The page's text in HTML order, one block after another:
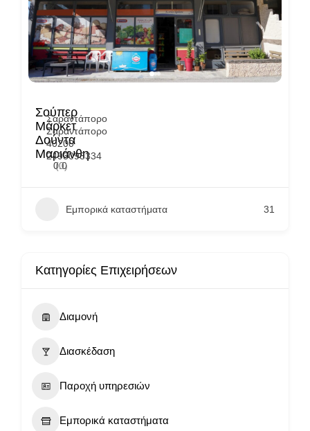
Σούπερ
Μάρκετ
Δούντα
Μαριάνθη
0.0
(0)
Σαραντάπορο
Σαραντάπορο
40200
2493093334
Εμπορικά καταστήματα 31
Κατηγορίες Επιχειρήσεων
Διαμονή
Διασκέδαση
Παροχή υπηρεσιών
Εμπορικά καταστήματα